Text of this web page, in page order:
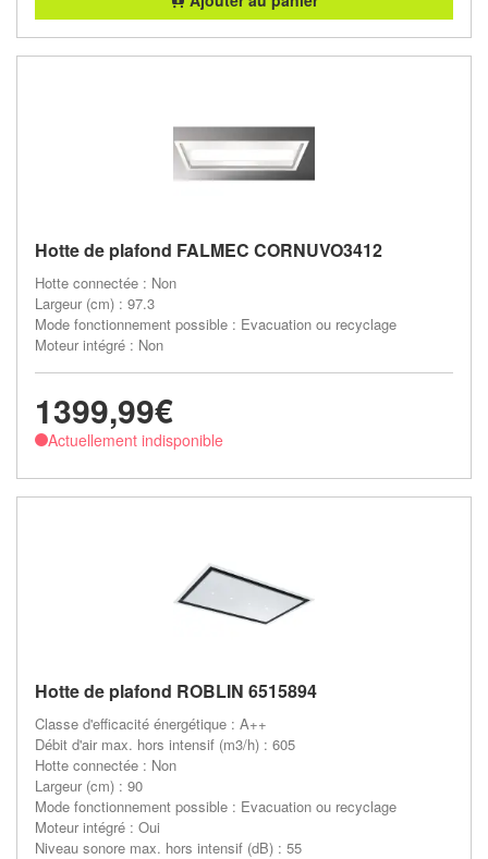
Hotte de plafond FALMEC CORNUVO3412
Hotte connectée : Non
Largeur (cm) : 97.3
Mode fonctionnement possible : Evacuation ou recyclage
Moteur intégré : Non
1399,99€
Actuellement indisponible
Hotte de plafond ROBLIN 6515894
Classe d'efficacité énergétique : A++
Débit d'air max. hors intensif (m3/h) : 605
Hotte connectée : Non
Largeur (cm) : 90
Mode fonctionnement possible : Evacuation ou recyclage
Moteur intégré : Oui
Niveau sonore max. hors intensif (dB) : 55